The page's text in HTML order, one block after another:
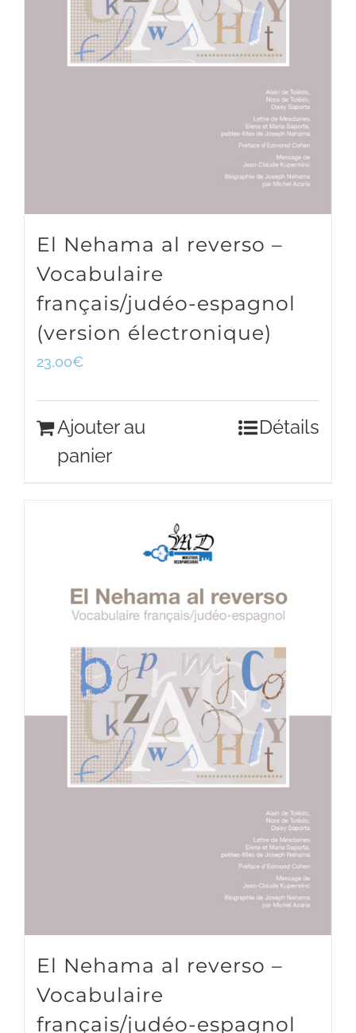
El Nehama al reverso –
Vocabulaire
français/judéo-espagnol
(version électronique)
23,00€
Ajouter au
panier
Détails
El Nehama al reverso –
Vocabulaire
français/judéo-espagnol